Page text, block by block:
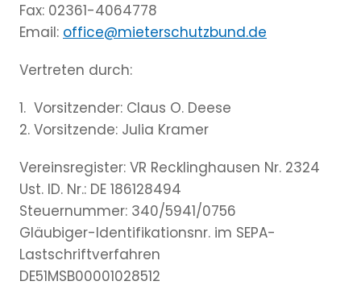
Fax: 02361-4064778
Email: office@mieterschutzbund.de
Vertreten durch:
1. Vorsitzender: Claus O. Deese
2. Vorsitzende: Julia Kramer
Vereinsregister: VR Recklinghausen Nr. 2324
Ust. ID. Nr.: DE 186128494
Steuernummer: 340/5941/0756
Gläubiger-Identifikationsnr. im SEPA-
Lastschriftverfahren
DE51MSB00001028512